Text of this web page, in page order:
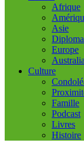
Afrique
Asie
Europe
Australia
Culture
Famille
Podcast
Livres
Histoire